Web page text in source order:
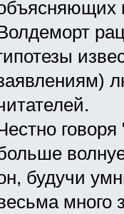
будучи